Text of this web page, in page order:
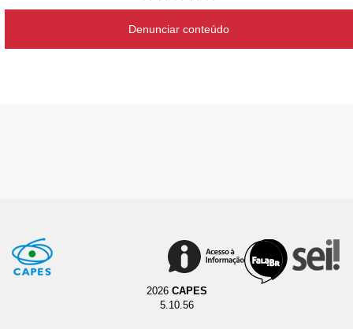
Denunciar conteúdo
2026 CAPES
5.10.56